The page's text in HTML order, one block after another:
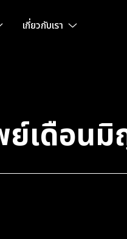
เกี่ยวกับเรา
เดือน